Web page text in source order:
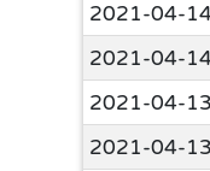
2021-04-
2021-04-
2021-04-13
2021-04-13